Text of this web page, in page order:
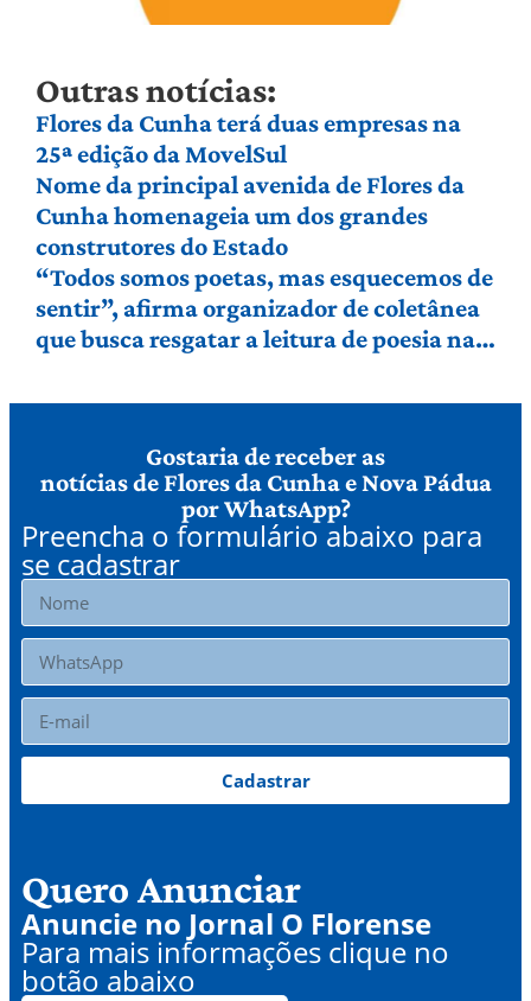
Outras notícias:
Flores da Cunha terá duas empresas na
25ª edição da MovelSul
Nome da principal avenida de Flores da
Cunha homenageia um dos grandes
construtores do Estado
“Todos somos poetas, mas esquecemos de
sentir”, afirma organizador de coletânea
que busca resgatar a leitura de poesia na
Gostaria de receber as
notícias de Flores da Cunha e Nova Pádua
por WhatsApp?
Preencha o formulário abaixo para
se cadastrar
Cadastrar
Quero Anunciar
Anuncie no Jornal O Florense
Para mais informações clique no
botão abaixo